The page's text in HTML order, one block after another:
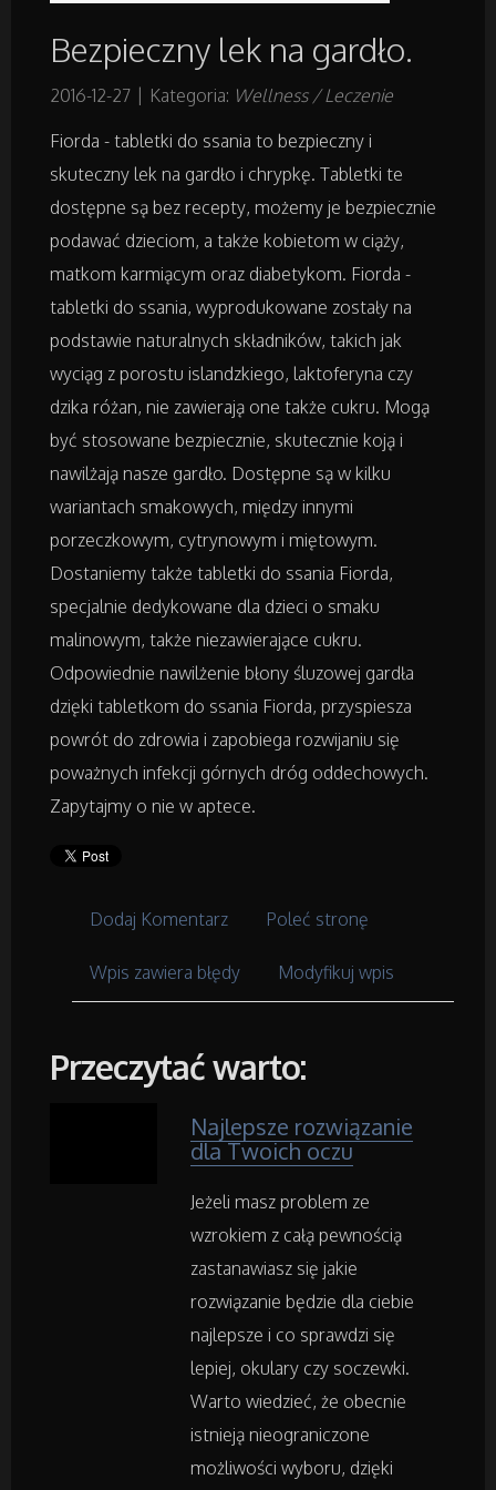
Remonty, Elektryk, Hydraulik
Materiały Budowlane
Działki
Drzwi i Okna
Nieruchomości, Działki
Domy, Mieszkania
Badania
Placówki Edukacyjne
Kursy i Szkolenia
Tłumaczenia
Książki, Czasopisma
Handel Online
Biżuteria
Wyposażenie Wnętrz
Wyposażenie Łazienki
Odzież
Elektronika, RTV, AGD
Art. Dla Zwierząt
Ogród, Rośliny
Chemia
Bezpieczny lek na gardło.
2016-12-27 Kategoria: Wellness / Leczenie
Fiorda - tabletki do ssania to bezpieczny i
skuteczny lek na gardło i chrypkę. Tabletki te
dostępne są bez recepty, możemy je bezpiecznie
podawać dzieciom, a także kobietom w ciąży,
matkom karmiącym oraz diabetykom. Fiorda -
tabletki do ssania, wyprodukowane zostały na
podstawie naturalnych składników, takich jak
wyciąg z porostu islandzkiego, laktoferyna czy
dzika różan, nie zawierają one także cukru. Mogą
być stosowane bezpiecznie, skutecznie koją i
nawilżają nasze gardło. Dostępne są w kilku
wariantach smakowych, między innymi
porzeczkowym, cytrynowym i miętowym.
Dostaniemy także tabletki do ssania Fiorda,
specjalnie dedykowane dla dzieci o smaku
malinowym, także niezawierające cukru.
Odpowiednie nawilżenie błony śluzowej gardła
dzięki tabletkom do ssania Fiorda, przyspiesza
powrót do zdrowia i zapobiega rozwijaniu się
poważnych infekcji górnych dróg oddechowych.
Zapytajmy o nie w aptece.
Dodaj Komentarz Poleć stronę
Wpis zawiera błędy Modyfikuj wpis
Przeczytać warto:
Najlepsze rozwiązanie
dla Twoich oczu
Jeżeli masz problem ze
wzrokiem z całą pewnością
zastanawiasz się jakie
rozwiązanie będzie dla ciebie
najlepsze i co sprawdzi się
lepiej, okulary czy soczewki.
Warto wiedzieć, że obecnie
istnieją nieograniczone
możliwości wyboru, dzięki